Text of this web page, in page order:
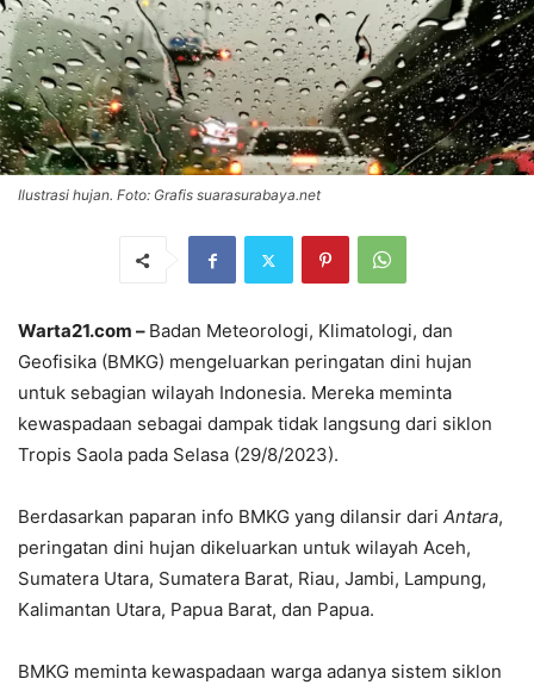
Ilustrasi hujan. Foto: Grafis suarasurabaya.net
Warta21.com – Badan Meteorologi, Klimatologi, dan
Geofisika (BMKG) mengeluarkan peringatan dini hujan
untuk sebagian wilayah Indonesia. Mereka meminta
kewaspadaan sebagai dampak tidak langsung dari siklon
Tropis Saola pada Selasa (29/8/2023).
Berdasarkan paparan info BMKG yang dilansir dari Antara,
peringatan dini hujan dikeluarkan untuk wilayah Aceh,
Sumatera Utara, Sumatera Barat, Riau, Jambi, Lampung,
Kalimantan Utara, Papua Barat, dan Papua.
BMKG meminta kewaspadaan warga adanya sistem siklon